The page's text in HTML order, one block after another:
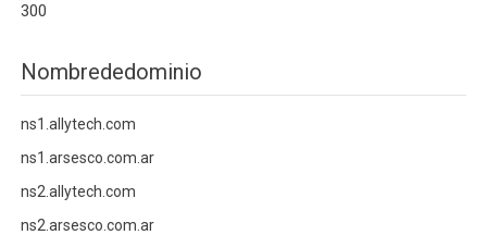
300
Nombrededominio
ns1.allytech.com
ns1.arsesco.com.ar
ns2.allytech.com
ns2.arsesco.com.ar